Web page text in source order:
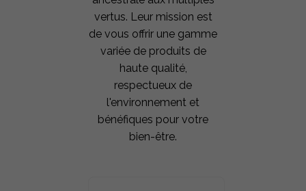
vertus. Leur mission est
de vous offrir une gamme
variée de produits de
haute qualité,
respectueux de
l'environnement et
bénéfiques pour votre
bien-être.